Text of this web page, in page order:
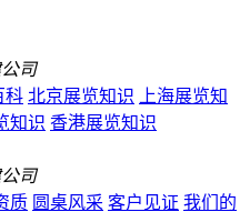
科 北京展览知识
上海展览知
知识 香港展览知识
质 圆桌风采 客户见证 我们的